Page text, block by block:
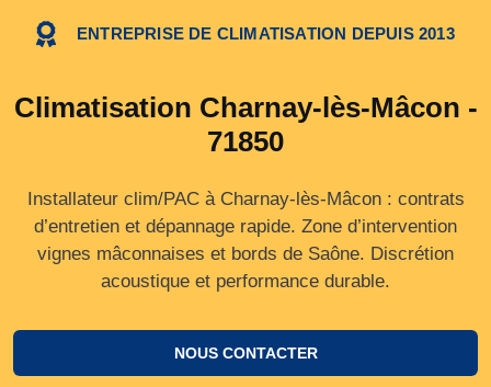
ENTREPRISE DE CLIMATISATION DEPUIS 2013
Climatisation Charnay-lès-Mâcon -
71850
Installateur clim/PAC à Charnay-lès-Mâcon : contrats
d’entretien et dépannage rapide. Zone d’intervention
vignes mâconnaises et bords de Saône. Discrétion
acoustique et performance durable.
NOUS CONTACTER